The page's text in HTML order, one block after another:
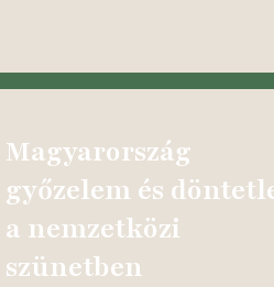
Magyarország
győzelem és
a nemzetközi
szünetben